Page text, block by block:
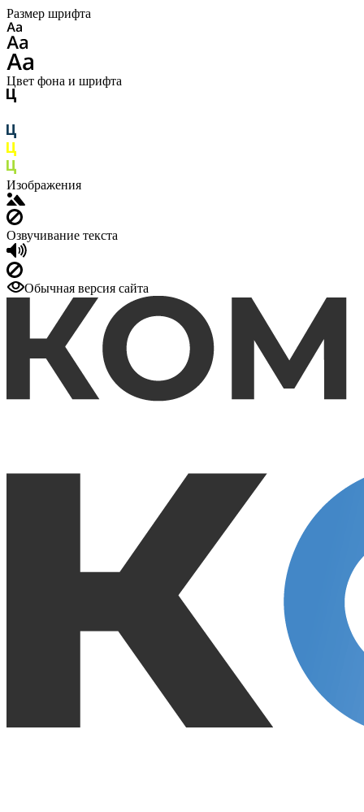
Размер шрифта
Цвет фона и шрифта
Изображения
Озвучивание текста
Обычная версия сайта